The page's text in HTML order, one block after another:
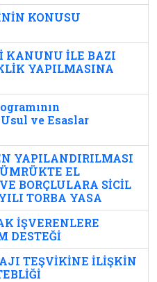
KONUSU
KANUNU İLE BAZI
YAPILMASINA
ve Esaslar
YAPILANDIRILMASI
EL
BORÇLULARA SİCİL
TORBA YASA
İŞVERENLERE
DESTEĞİ
TEŞVİKİNE İLİŞKİN